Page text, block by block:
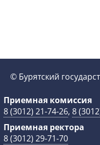
© Бурятский
Приемная комиссия
8 (3012) 21-74-26, 8
Приемная ректора
8 (3012) 29-71-70